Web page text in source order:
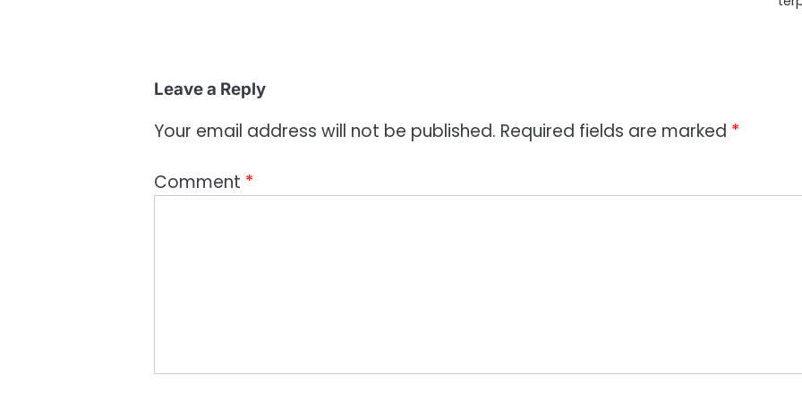
Leave a Reply
Your email address will not be published. Required fields are marked *
Comment *